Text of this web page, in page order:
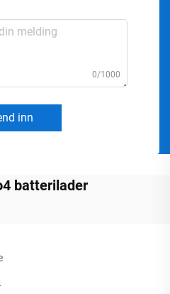
0/1000
inn
batterilader